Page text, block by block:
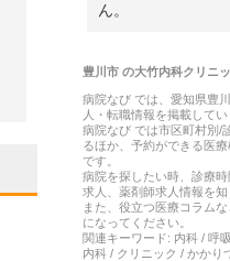
ん。
豊川市の大竹内科クリニ
病院なび では、 愛知県豊
人・転職情報を掲載してい
病院なび では市区町村別/
るほか、予約ができる医
です。
病院を探したい時、診療
求人、薬剤師求人情報を知
また、役立つ医療コラム
になってください。
関連キーワード: 内科 / 呼
内科 / クリニック / かかり